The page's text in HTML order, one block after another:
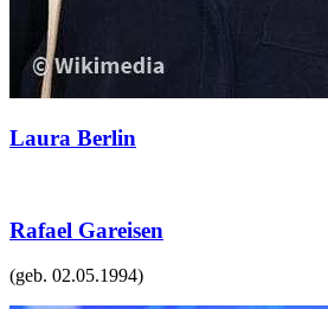
Laura Berlin
Rafael Gareisen
(geb. 02.05.1994)